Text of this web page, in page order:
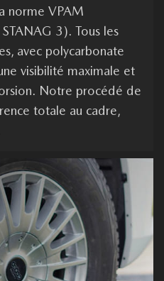
norme VPAM
3). Tous les
avec polycarbonate
visibilité maximale et
Notre procédé de
totale au cadre,